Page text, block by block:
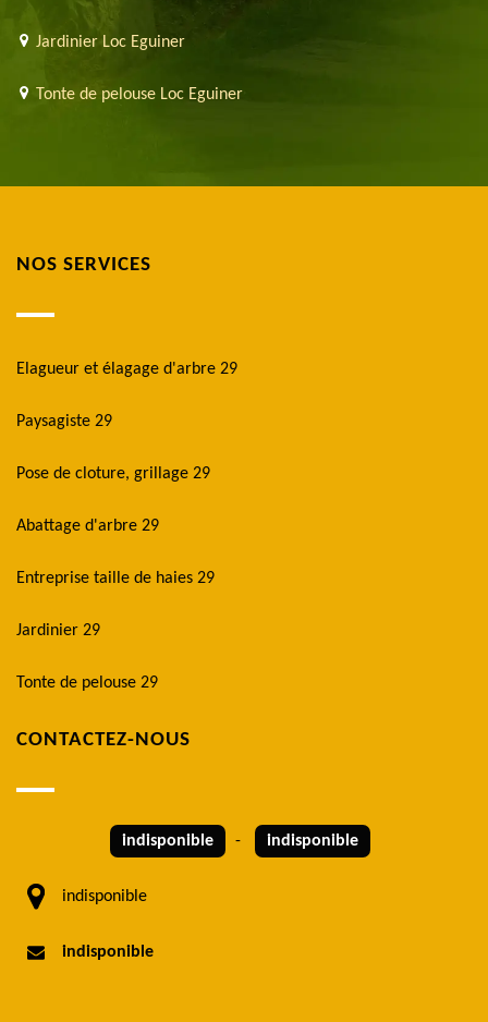
Jardinier Loc Eguiner
Tonte de pelouse Loc Eguiner
NOS SERVICES
Elagueur et élagage d'arbre 29
Paysagiste 29
Pose de cloture, grillage 29
Abattage d'arbre 29
Entreprise taille de haies 29
Jardinier 29
Tonte de pelouse 29
CONTACTEZ-NOUS
indisponible - indisponible
indisponible
indisponible